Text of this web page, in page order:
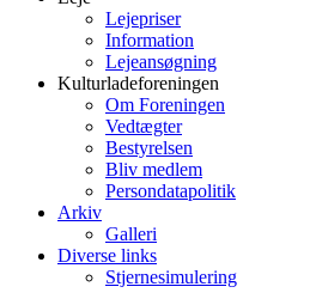
Lejepriser
Information
Lejeansøgning
Kulturladeforeningen
Om Foreningen
Vedtægter
Bestyrelsen
Bliv medlem
Persondatapolitik
Arkiv
Galleri
Diverse links
Stjernesimulering